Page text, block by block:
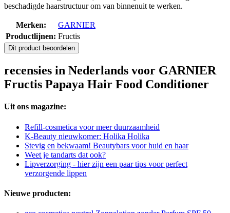
beschadigde haarstructuur om van binnenuit te werken.
Merken:
GARNIER
Productlijnen: Fructis
Dit product beoordelen
recensies in Nederlands voor GARNIER
Fructis Papaya Hair Food Conditioner
Uit ons magazine:
Refill-cosmetica voor meer duurzaamheid
K-Beauty nieuwkomer: Holika Holika
Stevig en bekwaam! Beautybars voor huid en haar
Weet je tandarts dat ook?
Lipverzorging - hier zijn een paar tips voor perfect
verzorgende lippen
Nieuwe producten: